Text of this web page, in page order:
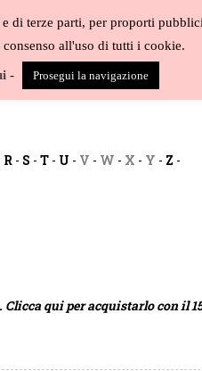
BLOG
R - S -T - U - V - W - X - Y - Z -
qui per acquistarlo con il
di terze parti, per proporti
all'uso di tutti i cookie.
- Prosegui la navigazione